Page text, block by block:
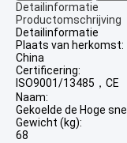
Detailinformatie
Productomschrijving
Detailinformatie
Plaats van herkomst:
China
Certificering:
ISO9001/13485，CE
Naam:
Gekoelde de Hoge
Gewicht (kg):
68